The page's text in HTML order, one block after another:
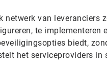
netwerk van leveranciers
te implementeren
biedt,
het serviceproviders in